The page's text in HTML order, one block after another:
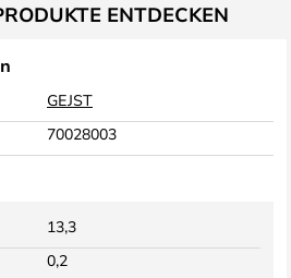
ENTDECKEN
GEJST
70028003
0,2
13,3